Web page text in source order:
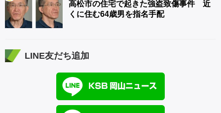
高松市の住宅で起きた強盗致傷事件 近
くに住む64歳男を指名手配
LINE友だち追加